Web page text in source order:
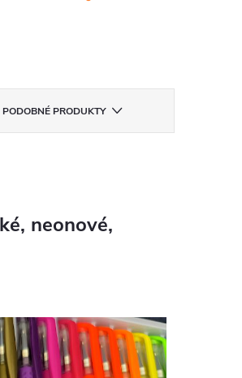
PODOBNÉ PRODUKTY
neonové,